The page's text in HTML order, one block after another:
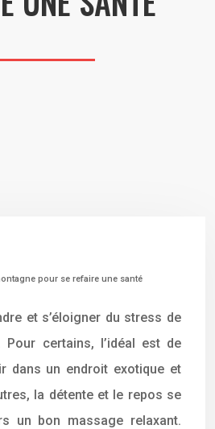
pour se refaire une santé
et s’éloigner du stress de
Pour certains, l’idéal est de
dans un endroit exotique et
la détente et le repos se
un bon massage relaxant.